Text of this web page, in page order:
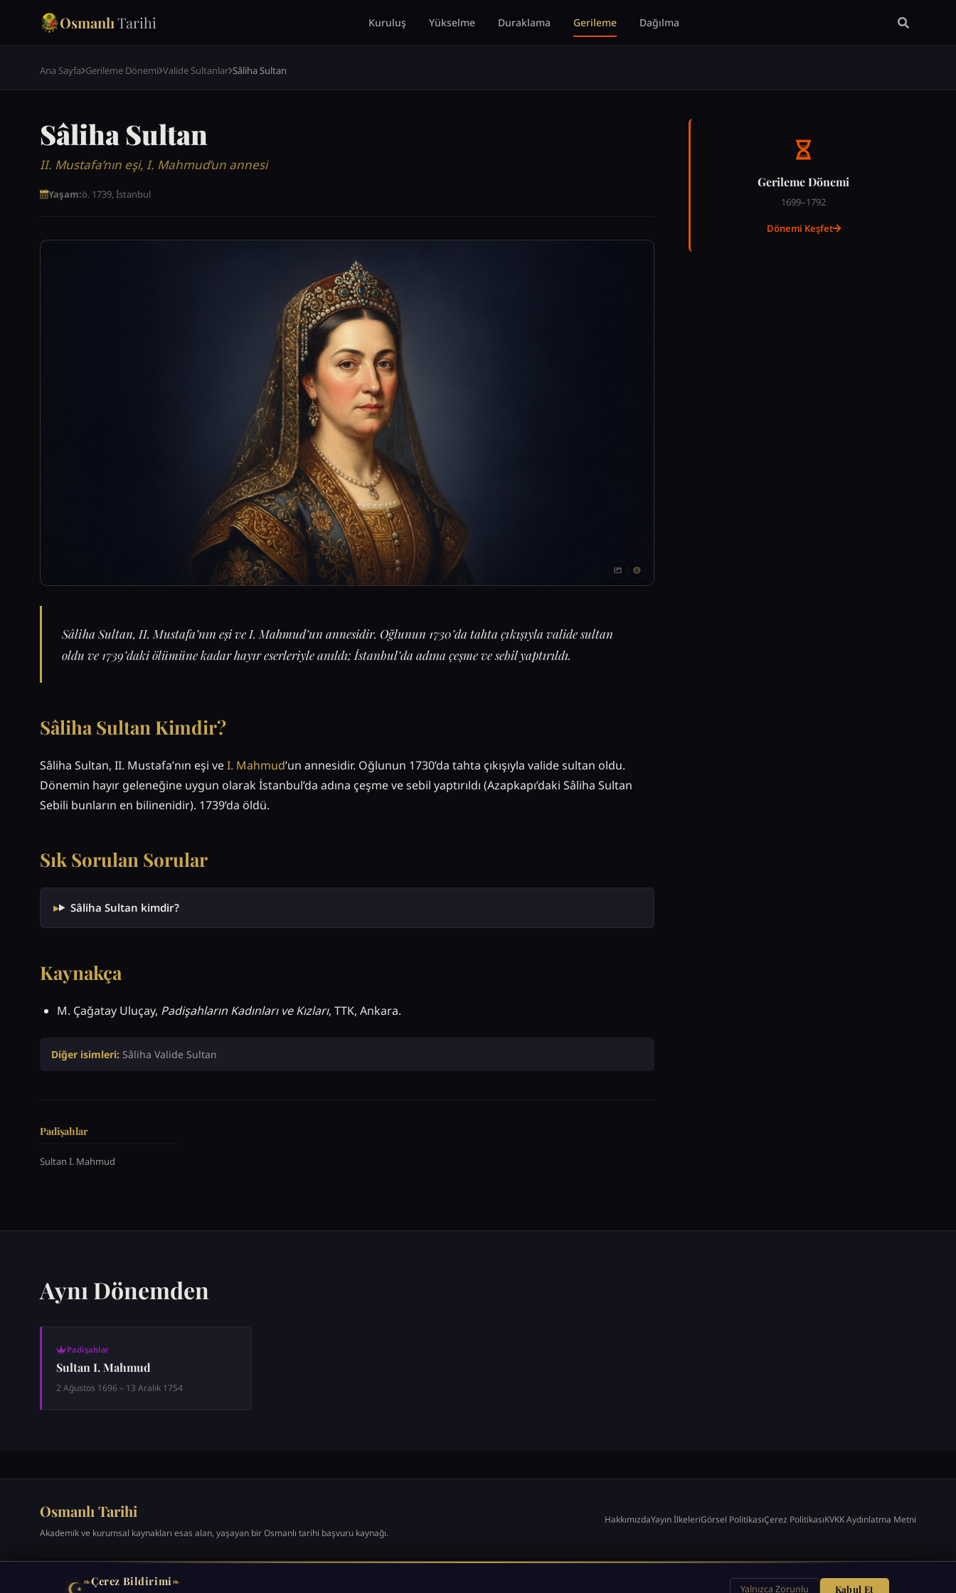
OsmanlıTarihi Kuruluş Yükselme Duraklama Gerileme Dağılma
Ana Sayfa Gerileme Dönemi Valide Sultanlar Sâliha Sultan
Sâliha Sultan
II. Mustafa’nın eşi, I. Mahmud’un annesi
Yaşam:ö. 1739, İstanbul
Sâliha Sultan, II. Mustafa’nın eşi ve I. Mahmud’un annesidir. Oğlunun 1730’da tahta çıkışıyla valide sultan
oldu ve 1739’daki ölümüne kadar hayır eserleriyle anıldı; İstanbul’da adına çeşme ve sebil yaptırıldı.
Sâliha Sultan Kimdir?
Sâliha Sultan, II. Mustafa’nın eşi veI. Mahmud’un annesidir. Oğlunun 1730’da tahta çıkışıyla valide sultan oldu.
Dönemin hayır geleneğine uygun olarak İstanbul’da adına çeşme ve sebil yaptırıldı (Azapkapı’daki Sâliha Sultan
Sebili bunların en bilinenidir). 1739’da öldü.
Sık Sorulan Sorular
Sâliha Sultan kimdir?
Kaynakça
M. Çağatay Uluçay, Padişahların Kadınları ve Kızları, TTK, Ankara.
Diğer isimleri: Sâliha Valide Sultan
Padişahlar
Sultan I. Mahmud
Gerileme Dönemi
1699–1792
Dönemi Keşfet
Aynı Dönemden
Padişahlar
Sultan I. Mahmud
2 Ağustos 1696 – 13 Aralık 1754
Osmanlı Tarihi
Akademik ve kurumsal kaynakları esas alan, yaşayan bir Osmanlı tarihi başvuru kaynağı.
HakkımızdaYayın İlkeleriGörsel PolitikasıÇerez PolitikasıKVKK Aydınlatma Metni
❧Çerez Bildirimi❧
Yalnızca Zorunlu Kabul Et